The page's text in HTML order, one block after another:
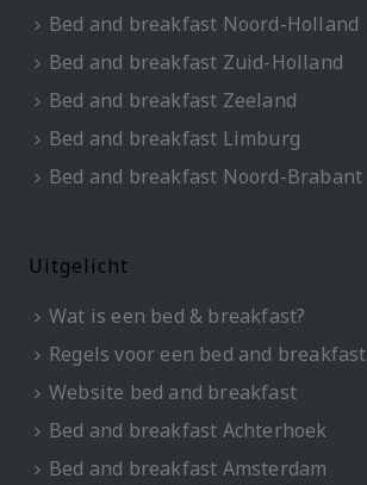
Bed and breakfast Noord-Holland
Bed and breakfast Zuid-Holland
Bed and breakfast Zeeland
Bed and breakfast Limburg
Bed and breakfast Noord-Brabant
Uitgelicht
Wat is een bed & breakfast?
Regels voor een bed and breakfast
Website bed and breakfast
Bed and breakfast Achterhoek
Bed and breakfast Amsterdam